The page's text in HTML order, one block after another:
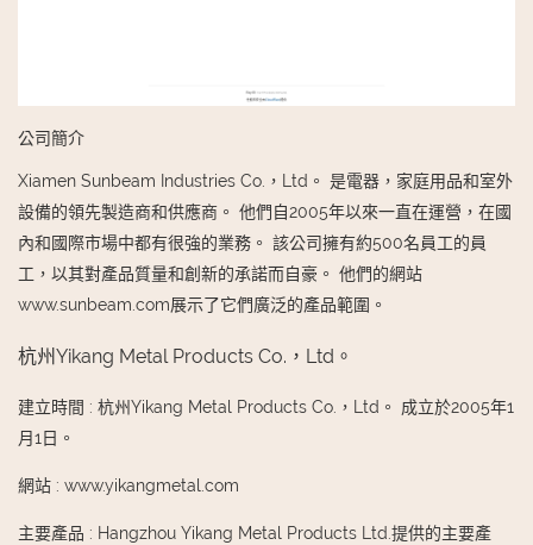
公司簡介
Xiamen Sunbeam Industries Co.，Ltd。 是電器，家庭用品和室外
設備的領先製造商和供應商。 他們自2005年以來一直在運營，在國
內和國際市場中都有很強的業務。 該公司擁有約500名員工的員
工，以其對產品質量和創新的承諾而自豪。 他們的網站
www.sunbeam.com展示了它們廣泛的產品範圍。
杭州Yikang Metal Products Co.，Ltd。
建立時間 : 杭州Yikang Metal Products Co.，Ltd。 成立於2005年1
月1日。
網站 : www.yikangmetal.com
主要產品 : Hangzhou Yikang Metal Products Ltd.提供的主要產